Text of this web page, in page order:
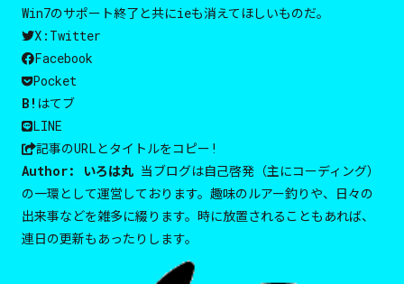
Win7のサポート終了と共にieも消えてほしいものだ。
X:Twitter
Facebook
Pocket
B! はてブ
LINE
記事のURLとタイトルをコピー!
Author:
いろは丸 当ブログは自己啓発（主にコーディング）
の一環として運営しております。趣味のルアー釣りや、日々の
出来事などを雑多に綴ります。時に放置されることもあれば、
連日の更新もあったりします。